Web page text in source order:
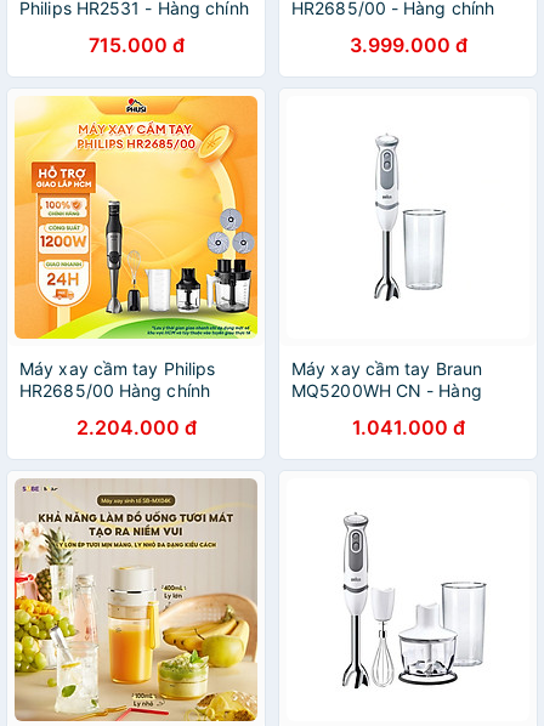
Philips HR2531 - Hàng chính
715.000 đ
HR2685/00 - Hàng chính
3.999.000 đ
Máy xay cầm tay Philips
HR2685/00 Hàng chính
2.204.000 đ
Máy xay cầm tay Braun
MQ5200WH CN - Hàng
1.041.000 đ